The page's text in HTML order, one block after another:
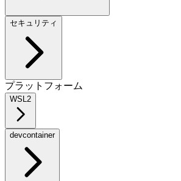
セキュリティ
プラットフォーム
WSL2
devcontainer